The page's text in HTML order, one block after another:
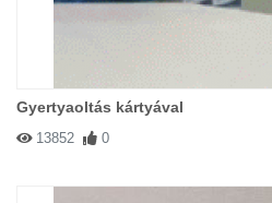
Gyertyaoltás kártyával
13852 0